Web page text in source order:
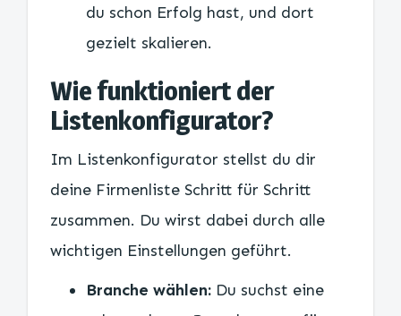
du schon Erfolg hast, und dort
gezielt skalieren.
Wie funktioniert der
Listenkonfigurator?
Im Listenkonfigurator stellst du dir
deine Firmenliste Schritt für Schritt
zusammen. Du wirst dabei durch alle
wichtigen Einstellungen geführt.
Branche wählen: Du suchst eine